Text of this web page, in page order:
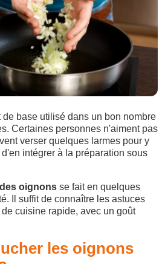
de base utilisé dans un bon nombre
Certaines personnes n'aiment pas
verser quelques larmes pour y
intégrer à la préparation sous
oignons se fait en quelques
Il suffit de connaître les astuces
cuisine rapide, avec un goût
les oignons